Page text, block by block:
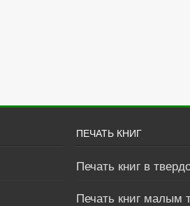
ПЕЧАТЬ КНИГ
Печать книг в
Печать книг малым